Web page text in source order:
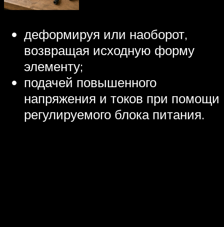
деформируя или наоборот,
возвращая исходную форму
элементу;
подачей повышенного
напряжения и токов при помощи
регулируемого блока питания.